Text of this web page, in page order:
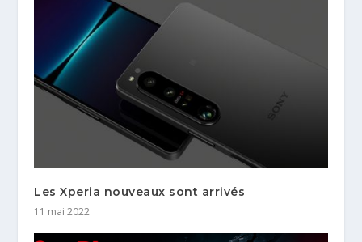
Les Xperia nouveaux sont arrivés
11 mai 2022